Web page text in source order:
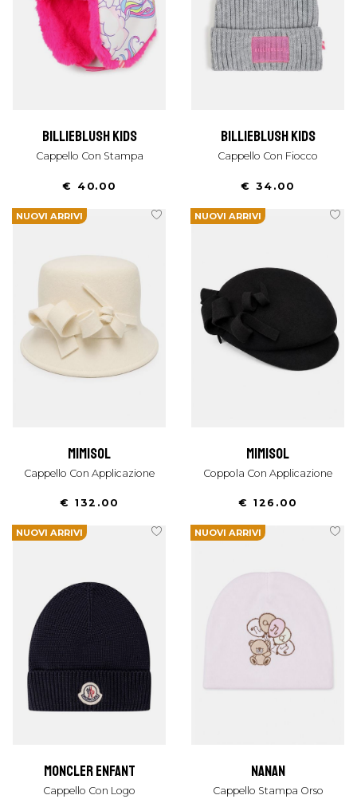
billieblush kids
Cappello Con Stampa
€ 40.00
billieblush kids
Cappello Con Fiocco
€ 34.00
NUOVI ARRIVI
mimisol
Cappello Con Applicazione
€ 132.00
NUOVI ARRIVI
mimisol
Coppola Con Applicazione
€ 126.00
NUOVI ARRIVI
moncler enfant
Cappello Con Logo
NUOVI ARRIVI
nanan
Cappello Stampa Orso